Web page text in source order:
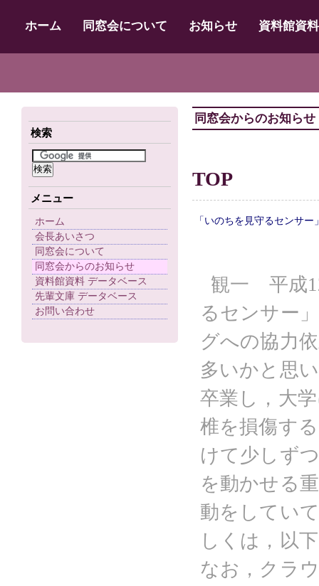
ホーム 同窓会について お知らせ 資料館資
検索
メニュー
ホーム
会長あいさつ
同窓会について
同窓会からのお知らせ
資料館資料 データベース
先輩文庫 データベース
お問い合わせ
同窓会からのお知らせ
TOP
「いのちを見守るセンサ
観一 平成
るセンサー
グへの協力
多いかと思
卒業し，大
椎を損傷す
けて少しず
を動かせる
動をしてい
しくは，以
なお，クラ